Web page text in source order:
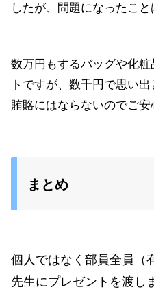
したが、問題になったこと
数万円もするバッグや化
トですが、数千円で思い
賄賂にはならないのでご安
まとめ
個人ではなく部員全員（
先生にプレゼントを渡し